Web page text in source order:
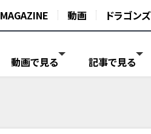
MAGAZINE 動画 ドラゴンズ
動画で見る 記事で見る